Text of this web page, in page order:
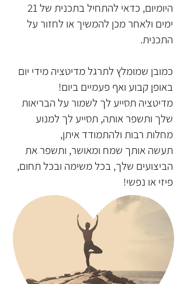
היומיום, כדאי להתחיל בתכנית של 21
ימים ולאחר מכן להמשיך או לחזור על
התכנית.
כמובן שמומלץ לתרגל מדיטציה מידי יום
באופן קבוע ואף פעמיים ביום!
מדיטציה תסייע לך לשמור על הבריאות
שלך ותשפר אותה, תסייע לך למנוע
מחלות רבות ולהתמודד איתן,
תעשה אותך שמח ומאושר, ותשפר את
הביצועים שלך, בכל משימה ובכל תחום,
פיזי או נפשי!